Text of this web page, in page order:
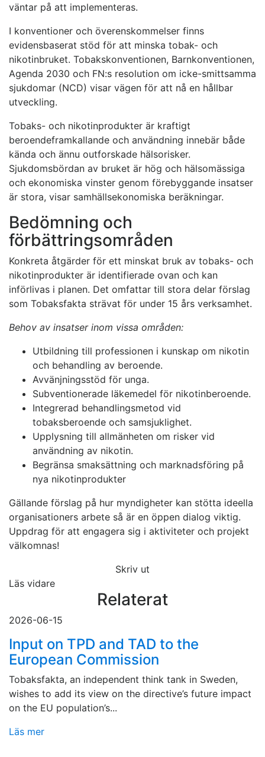
väntar på att implementeras.
I konventioner och överenskommelser finns
evidensbaserat stöd för att minska tobak- och
nikotinbruket. Tobakskonventionen, Barnkonventionen,
Agenda 2030 och FN:s resolution om icke-smittsamma
sjukdomar (NCD) visar vägen för att nå en hållbar
utveckling.
Tobaks- och nikotinprodukter är kraftigt
beroendeframkallande och användning innebär både
kända och ännu outforskade hälsorisker.
Sjukdomsbördan av bruket är hög och hälsomässiga
och ekonomiska vinster genom förebyggande insatser
är stora, visar samhällsekonomiska beräkningar.
Bedömning och
förbättringsområden
Konkreta åtgärder för ett minskat bruk av tobaks- och
nikotinprodukter är identifierade ovan och kan
införlivas i planen. Det omfattar till stora delar förslag
som Tobaksfakta strävat för under 15 års verksamhet.
Behov av insatser inom vissa områden:
Utbildning till professionen i kunskap om nikotin
och behandling av beroende.
Avvänjningsstöd för unga.
Subventionerade läkemedel för nikotinberoende.
Integrerad behandlingsmetod vid
tobaksberoende och samsjuklighet.
Upplysning till allmänheten om risker vid
användning av nikotin.
Begränsa smaksättning och marknadsföring på
nya nikotinprodukter
Gällande förslag på hur myndigheter kan stötta ideella
organisationers arbete så är en öppen dialog viktig.
Uppdrag för att engagera sig i aktiviteter och projekt
välkomnas!
Skriv ut
Läs vidare
Relaterat
2026-06-15
Input on TPD and TAD to the
European Commission
Tobaksfakta, an independent think tank in Sweden,
wishes to add its view on the directive’s future impact
on the EU population’s...
Läs mer